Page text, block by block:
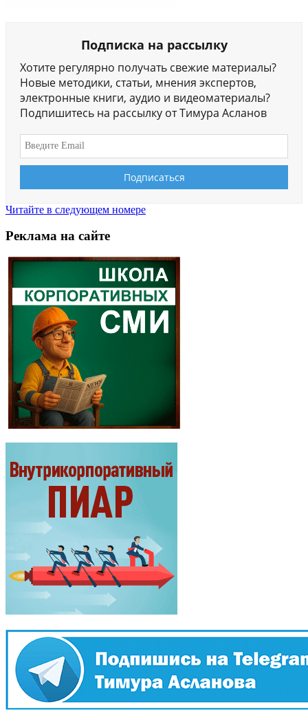
Подписка на рассылку
Хотите регулярно получать свежие материалы?
Новые методики, статьи, мнения экспертов,
электронные книги, аудио и видеоматериалы?
Подпишитесь на рассылку от Тимура Асланов
Читайте в следующем номере
Реклама на сайте